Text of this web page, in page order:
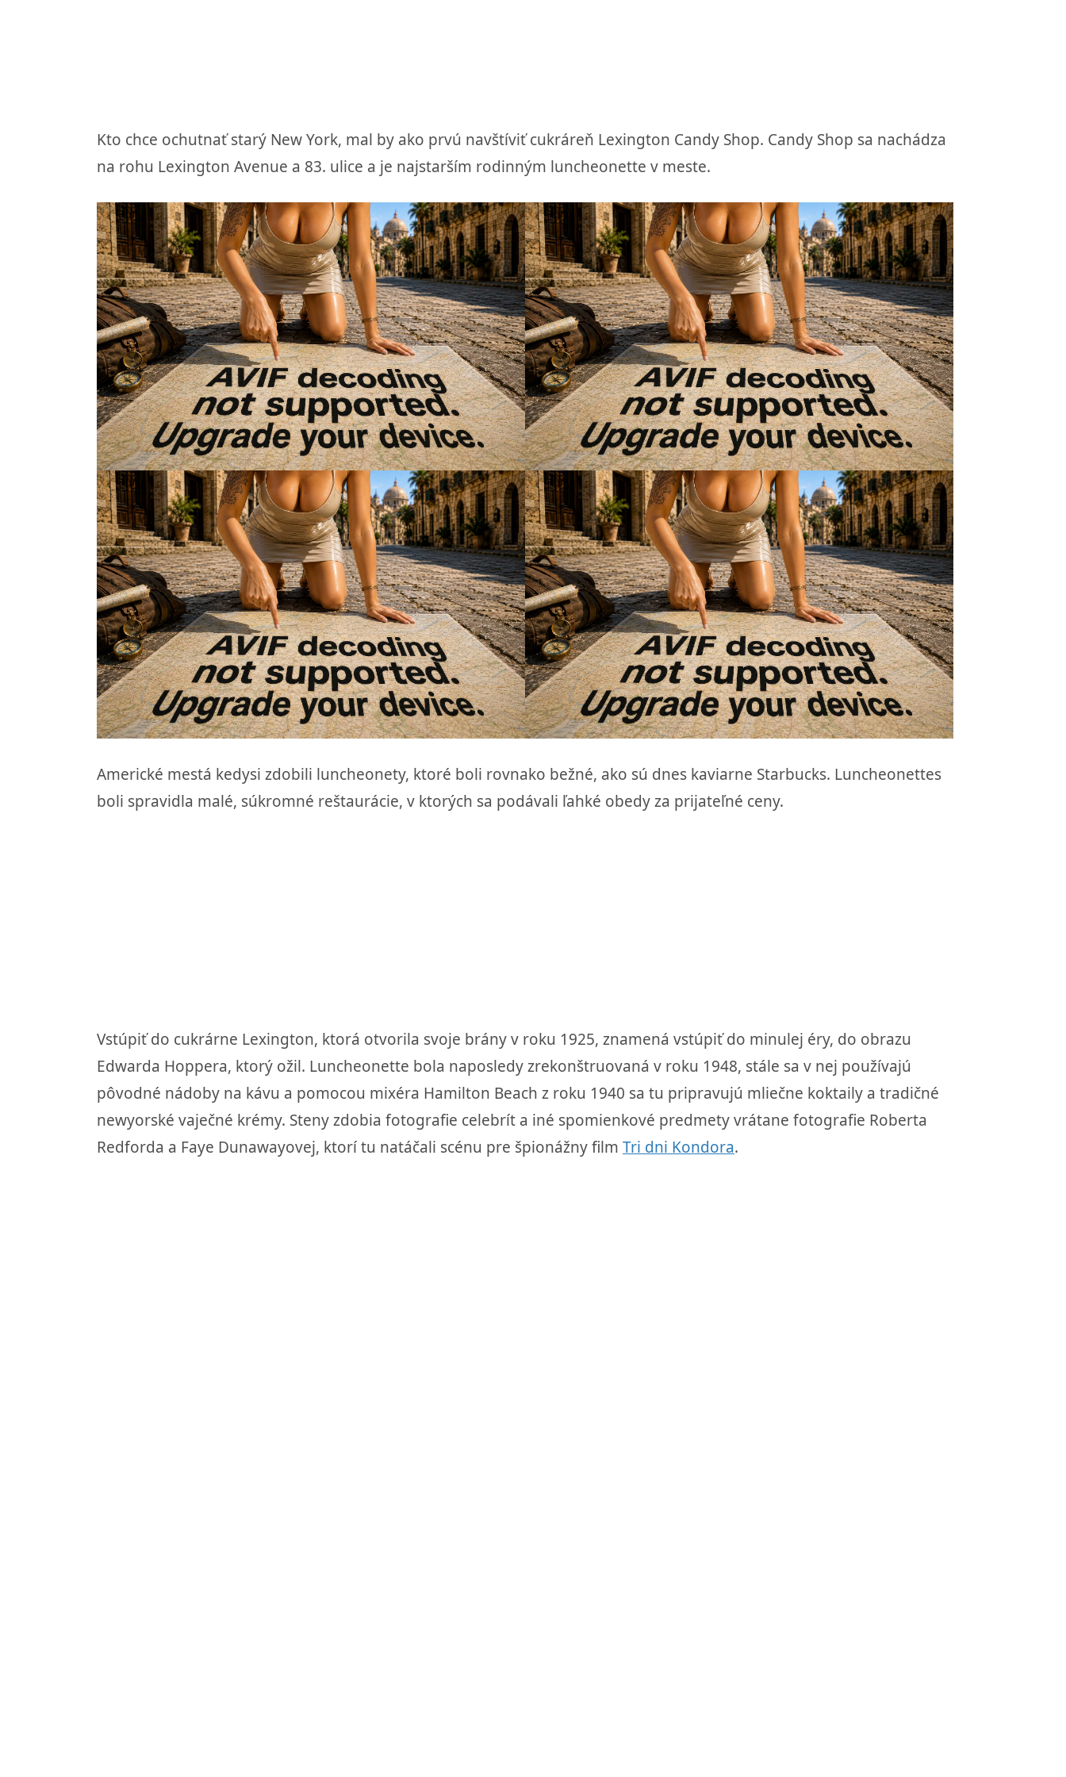
Kto chce ochutnať starý New York, mal by ako prvú navštíviť cukráreň Lexington Candy Shop. Candy Shop sa nachádza
na rohu Lexington Avenue a 83. ulice a je najstarším rodinným luncheonette v meste.
Americké mestá kedysi zdobili luncheonety, ktoré boli rovnako bežné, ako sú dnes kaviarne Starbucks. Luncheonettes
boli spravidla malé, súkromné reštaurácie, v ktorých sa podávali ľahké obedy za prijateľné ceny.
Vstúpiť do cukrárne Lexington, ktorá otvorila svoje brány v roku 1925, znamená vstúpiť do minulej éry, do obrazu
Edwarda Hoppera, ktorý ožil. Luncheonette bola naposledy zrekonštruovaná v roku 1948, stále sa v nej používajú
pôvodné nádoby na kávu a pomocou mixéra Hamilton Beach z roku 1940 sa tu pripravujú mliečne koktaily a tradičné
newyorské vaječné krémy. Steny zdobia fotografie celebrít a iné spomienkové predmety vrátane fotografie Roberta
Redforda a Faye Dunawayovej, ktorí tu natáčali scénu pre špionážny film Tri dni Kondora.